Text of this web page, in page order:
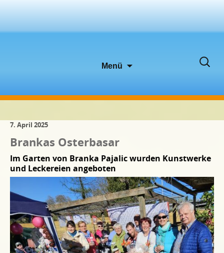
Menü
Suchen
7. April 2025
Brankas Osterbasar
Im Garten von Branka Pajalic wurden Kunstwerke
und Leckereien angeboten